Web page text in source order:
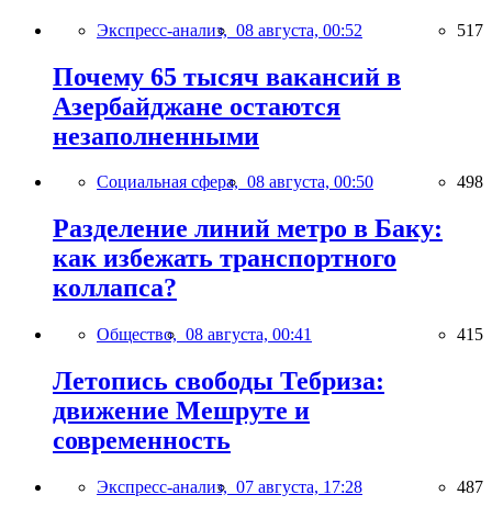
Экспресс-анализ, 08 августа, 00:52 517
Почему 65 тысяч вакансий в
Азербайджане остаются
незаполненными
Социальная сфера, 08 августа, 00:50 498
Разделение линий метро в Баку:
как избежать транспортного
коллапса?
Общество, 08 августа, 00:41 415
Летопись свободы Тебриза:
движение Мешруте и
современность
Экспресс-анализ, 07 августа, 17:28 487